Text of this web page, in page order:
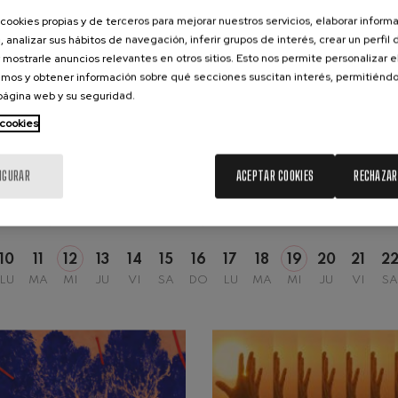
10
LU
11
MA
12
MI
20:00
13
JU
14
VI
15
SA
16
DO
17
LU
18
MA
19
MI
19 AGOSTO, 2026
MIÉRCOLES, 20:00
H.
20
JU
21
VI
22
SA
et Mélisande
Sinfonía nº9, 'La grande'
propias y de terceros para mejorar nuestros servicios, elaborar
analizar sus hábitos de navegación, inferir grupos de interés, crear un perfil
anuncios relevantes en otros sitios. Esto nos permite personalizar
y obtener información sobre qué secciones suscitan interés,
web y su seguridad.
ACEPTAR COOKIES